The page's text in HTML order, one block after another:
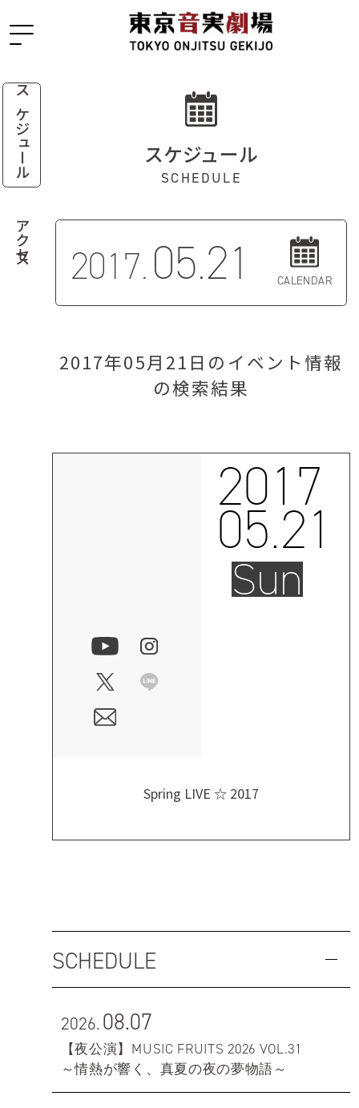
スケジュール
アクセス
スケジュール
SCHEDULE
2017.05.21 CALENDAR
2017年05月21日のイベント情報
の検索結果
2017
05.21
Sun
Spring LIVE ☆ 2017
SCHEDULE
2026.08.07
【夜公演】MUSIC FRUITS 2026 VOL.31
～情熱が響く、真夏の夜の夢物語～